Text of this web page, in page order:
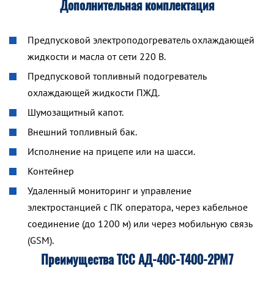
Дополнительная комплектация
Предпусковой электроподогреватель охлаждающей
жидкости и масла от сети 220 В.
Предпусковой топливный подогреватель
охлаждающей жидкости ПЖД.
Шумозащитный капот.
Внешний топливный бак.
Исполнение на прицепе или на шасси.
Контейнер
Удаленный мониторинг и управление
электростанцией с ПК оператора, через кабельное
соединение (до 1200 м) или через мобильную связь
(GSM).
Преимущества ТСС АД-40С-Т400-2РМ7